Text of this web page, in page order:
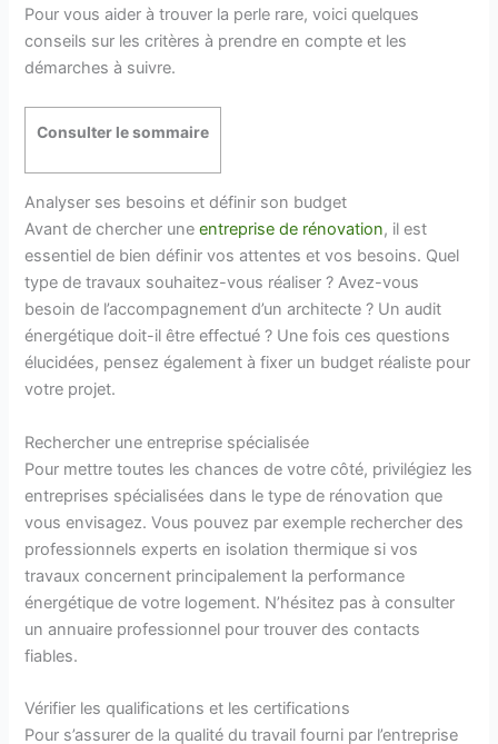
Pour vous aider à trouver la perle rare, voici quelques
conseils sur les critères à prendre en compte et les
démarches à suivre.
Consulter le sommaire
Analyser ses besoins et définir son budget
Avant de chercher uneentreprise de rénovation, il est
essentiel de bien définir vos attentes et vos besoins. Quel
type de travaux souhaitez-vous réaliser ? Avez-vous
besoin de l’accompagnement d’un architecte ? Un audit
énergétique doit-il être effectué ? Une fois ces questions
élucidées, pensez également à fixer un budget réaliste pour
votre projet.
Rechercher une entreprise spécialisée
Pour mettre toutes les chances de votre côté, privilégiez les
entreprises spécialisées dans le type de rénovation que
vous envisagez. Vous pouvez par exemple rechercher des
professionnels experts en isolation thermique si vos
travaux concernent principalement la performance
énergétique de votre logement. N’hésitez pas à consulter
un annuaire professionnel pour trouver des contacts
fiables.
Vérifier les qualifications et les certifications
Pour s’assurer de la qualité du travail fourni par l’entreprise